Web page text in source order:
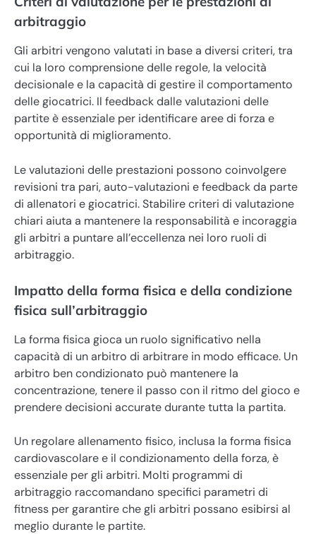
arbitraggio
Gli arbitri vengono valutati in base a diversi criteri, tra
cui la loro comprensione delle regole, la velocità
decisionale e la capacità di gestire il comportamento
delle giocatrici. Il feedback dalle valutazioni delle
partite è essenziale per identificare aree di forza e
opportunità di miglioramento.
Le valutazioni delle prestazioni possono coinvolgere
revisioni tra pari, auto-valutazioni e feedback da parte
di allenatori e giocatrici. Stabilire criteri di valutazione
chiari aiuta a mantenere la responsabilità e incoraggia
gli arbitri a puntare all’eccellenza nei loro ruoli di
arbitraggio.
Impatto della forma fisica e della condizione
fisica sull’arbitraggio
La forma fisica gioca un ruolo significativo nella
capacità di un arbitro di arbitrare in modo efficace. Un
arbitro ben condizionato può mantenere la
concentrazione, tenere il passo con il ritmo del gioco e
prendere decisioni accurate durante tutta la partita.
Un regolare allenamento fisico, inclusa la forma fisica
cardiovascolare e il condizionamento della forza, è
essenziale per gli arbitri. Molti programmi di
arbitraggio raccomandano specifici parametri di
fitness per garantire che gli arbitri possano esibirsi al
meglio durante le partite.